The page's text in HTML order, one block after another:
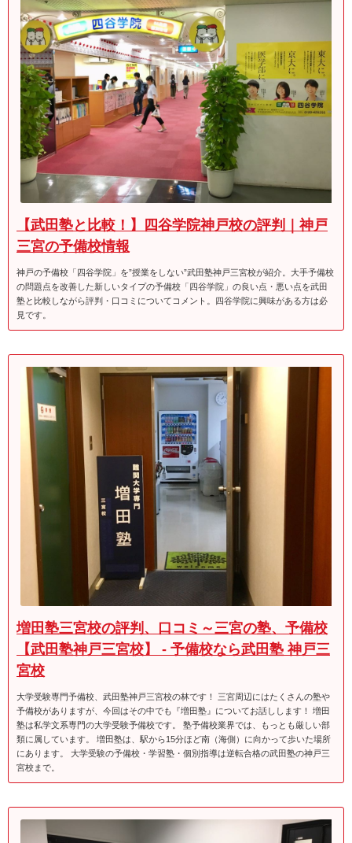
【武田塾と比較！】四谷学院神戸校の評判｜神戸
三宮の予備校情報
神戸の予備校「四谷学院」を”授業をしない”武田塾神戸三宮校が紹介。大手予備校
の問題点を改善した新しいタイプの予備校「四谷学院」の良い点・悪い点を武田
塾と比較しながら評判・口コミについてコメント。四谷学院に興味がある方は必
見です。
増田塾三宮校の評判、口コミ～三宮の塾、予備校
【武田塾神戸三宮校】 - 予備校なら武田塾 神戸三
宮校
大学受験専門予備校、武田塾神戸三宮校の林です！ 三宮周辺にはたくさんの塾や
予備校がありますが、今回はその中でも『増田塾』についてお話しします！ 増田
塾は私学文系専門の大学受験予備校です。 塾予備校業界では、もっとも厳しい部
類に属しています。 増田塾は、駅から15分ほど南（海側）に向かって歩いた場所
にあります。 大学受験の予備校・学習塾・個別指導は逆転合格の武田塾の神戸三
宮校まで。